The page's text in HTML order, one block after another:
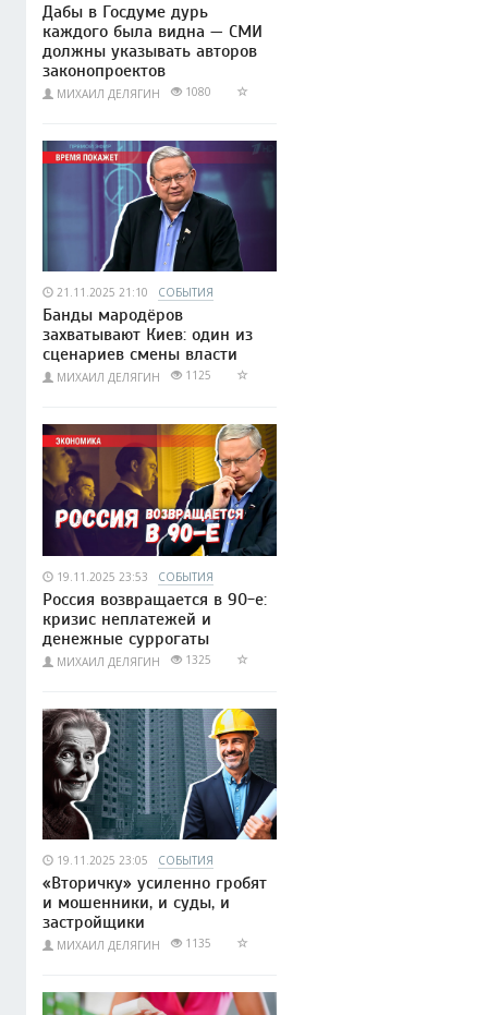
Дабы в Госдуме дурь
каждого была видна — СМИ
должны указывать авторов
законопроектов
МИХАИЛ ДЕЛЯГИН 1080
21.11.2025 21:10 СОБЫТИЯ
Банды мародёров
захватывают Киев: один из
сценариев смены власти
МИХАИЛ ДЕЛЯГИН 1125
19.11.2025 23:53 СОБЫТИЯ
Россия возвращается в 90-е:
кризис неплатежей и
денежные суррогаты
МИХАИЛ ДЕЛЯГИН 1325
19.11.2025 23:05 СОБЫТИЯ
«Вторичку» усиленно гробят
и мошенники, и суды, и
застройщики
МИХАИЛ ДЕЛЯГИН 1135